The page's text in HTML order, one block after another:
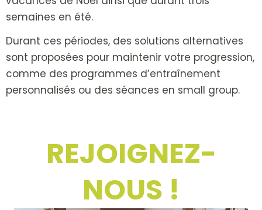
semaines en été.
Durant ces périodes, des solutions alternatives
sont proposées pour maintenir votre progression,
comme des programmes d’entraînement
personnalisés ou des séances en small group.
REJOIGNEZ-
NOUS !